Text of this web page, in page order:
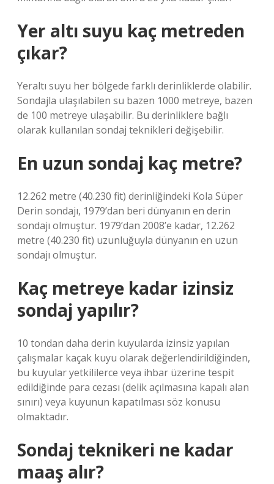
Yer altı suyu kaç metreden
çıkar?
Yeraltı suyu her bölgede farklı derinliklerde olabilir.
Sondajla ulaşılabilen su bazen 1000 metreye, bazen
de 100 metreye ulaşabilir. Bu derinliklere bağlı
olarak kullanılan sondaj teknikleri değişebilir.
En uzun sondaj kaç metre?
12.262 metre (40.230 fit) derinliğindeki Kola Süper
Derin sondajı, 1979’dan beri dünyanın en derin
sondajı olmuştur. 1979’dan 2008’e kadar, 12.262
metre (40.230 fit) uzunluğuyla dünyanın en uzun
sondajı olmuştur.
Kaç metreye kadar izinsiz
sondaj yapılır?
10 tondan daha derin kuyularda izinsiz yapılan
çalışmalar kaçak kuyu olarak değerlendirildiğinden,
bu kuyular yetkililerce veya ihbar üzerine tespit
edildiğinde para cezası (delik açılmasına kapalı alan
sınırı) veya kuyunun kapatılması söz konusu
olmaktadır.
Sondaj teknikeri ne kadar
maaş alır?